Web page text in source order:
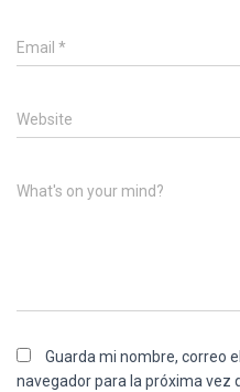
Email *
Website
What's on your mind?
Guarda mi nombre, correo
navegador para la próxima vez